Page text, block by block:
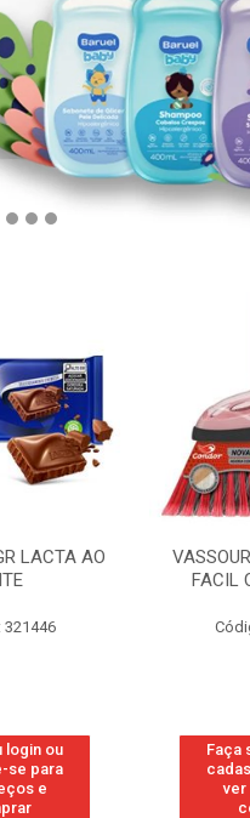
LACTA AO
login ou
se para
e
FACIL
Faça
ver